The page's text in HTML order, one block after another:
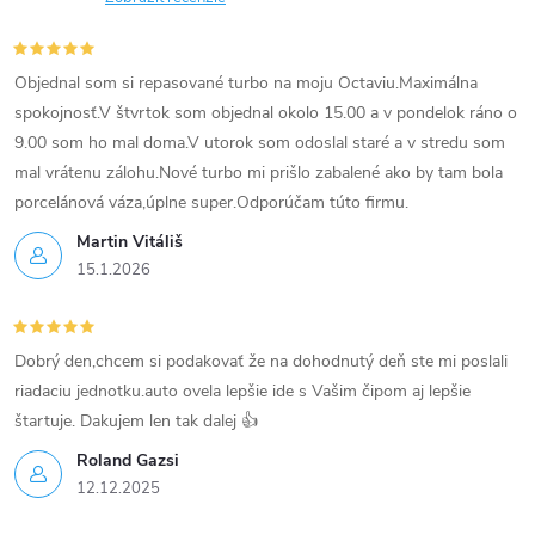
r
v
k
y
v
ý
p
i
s
u
e
Martin Vitáliš
15.1.2026
Objednal som si repasované turbo na moju Octaviu.Maximálna
spokojnosť.V štvrtok som objednal okolo 15.00 a v pondelok ráno o
9.00 som ho mal doma.V utorok som odoslal staré a v stredu som
mal vrátenu zálohu.Nové turbo mi prišlo zabalené ako by tam bola
porcelánová váza,úplne super.Odporúčam túto firmu.
Roland Gazsi
12.12.2025
Dobrý den,chcem si podakovať že na dohodnutý deň ste mi poslali
riadaciu jednotku.auto ovela lepšie ide s Vašim čipom aj lepšie
štartuje. Dakujem len tak dalej 👍